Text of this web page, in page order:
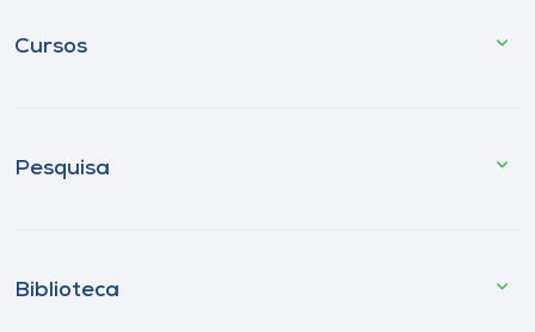
Cursos
Pesquisa
Biblioteca